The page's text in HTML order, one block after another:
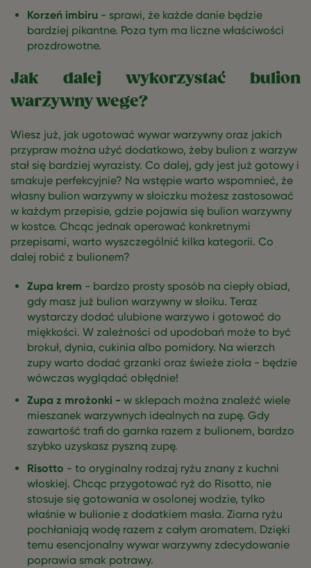
Korzeń imbiru - sprawi, że każde danie będzie
bardziej pikantne. Poza tym ma liczne właściwości
prozdrowotne.
Jak dalej wykorzystać bulion
warzywny wege?
Wiesz już, jak ugotować wywar warzywny oraz jakich
przypraw można użyć dodatkowo, żeby bulion z warzyw
stał się bardziej wyrazisty. Co dalej, gdy jest już gotowy i
smakuje perfekcyjnie? Na wstępie warto wspomnieć, że
własny bulion warzywny w słoiczku możesz zastosować
w każdym przepisie, gdzie pojawia się bulion warzywny
w kostce. Chcąc jednak operować konkretnymi
przepisami, warto wyszczególnić kilka kategorii. Co
dalej robić z bulionem?
Zupa krem - bardzo prosty sposób na ciepły obiad,
gdy masz już bulion warzywny w słoiku. Teraz
wystarczy dodać ulubione warzywo i gotować do
miękkości. W zależności od upodobań może to być
brokuł, dynia, cukinia albo pomidory. Na wierzch
zupy warto dodać grzanki oraz świeże zioła - będzie
wówczas wyglądać obłędnie!
Zupa z mrożonki - w sklepach można znaleźć wiele
mieszanek warzywnych idealnych na zupę. Gdy
zawartość trafi do garnka razem z bulionem, bardzo
szybko uzyskasz pyszną zupę.
Risotto - to oryginalny rodzaj ryżu znany z kuchni
włoskiej. Chcąc przygotować ryż do Risotto, nie
stosuje się gotowania w osolonej wodzie, tylko
właśnie w bulionie z dodatkiem masła. Ziarna ryżu
pochłaniają wodę razem z całym aromatem. Dzięki
temu esencjonalny wywar warzywny zdecydowanie
poprawia smak potrawy.